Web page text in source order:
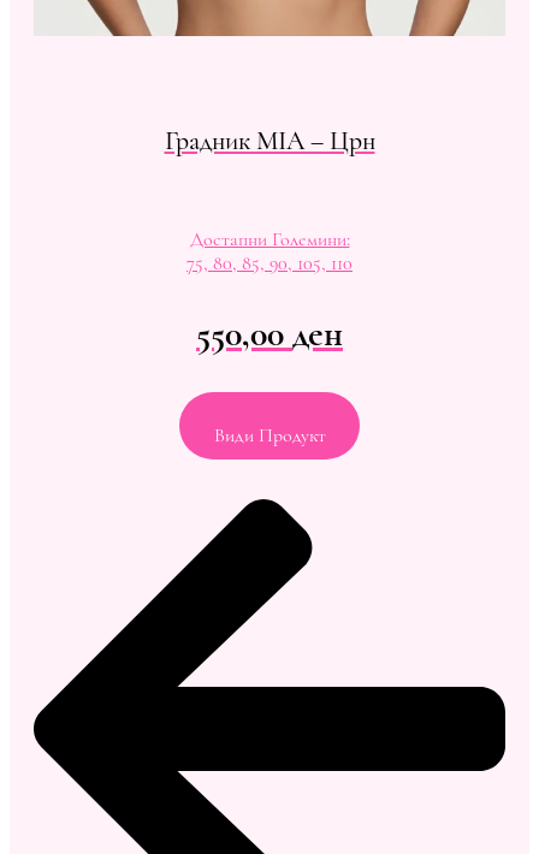
Градник MIA – Црн
Достапни Големини:
75, 80, 85, 90, 105, 110
550,00ден
Види Продукт